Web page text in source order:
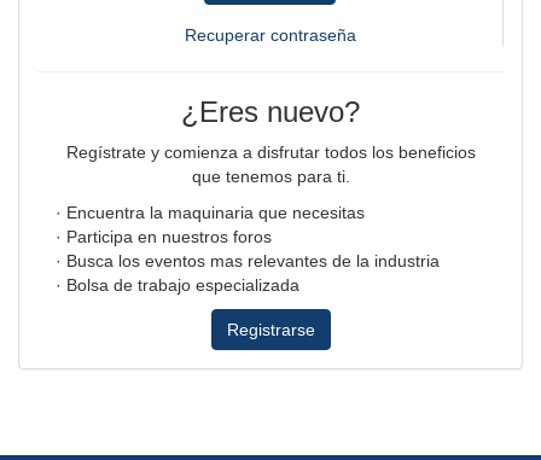
Recuperar contraseña
¿Eres nuevo?
Regístrate y comienza a disfrutar todos los beneficios
que tenemos para ti.
· Encuentra la maquinaria que necesitas
· Participa en nuestros foros
· Busca los eventos mas relevantes de la industria
· Bolsa de trabajo especializada
Registrarse